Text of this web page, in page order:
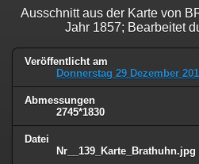
Ausschnitt aus der Karte von
Jahr 1857; Bearbeitet
Veröffentlicht am
Donnerstag 29 Dezember
Abmessungen
2745*1830
Datei
Nr__139_Karte_Brathuhn.jpg